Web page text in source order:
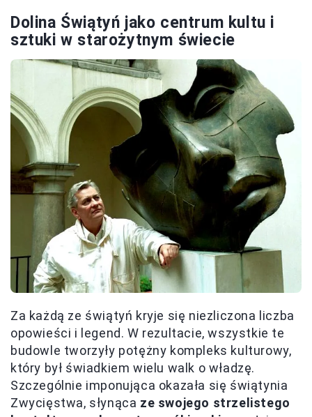
Dolina Świątyń jako centrum kultu i
sztuki w starożytnym świecie
Za każdą ze świątyń kryje się niezliczona liczba
opowieści i legend. W rezultacie, wszystkie te
budowle tworzyły potężny kompleks kulturowy,
który był świadkiem wielu walk o władzę.
Szczególnie imponująca okazała się świątynia
Zwycięstwa, słynąca ze swojego strzelistego